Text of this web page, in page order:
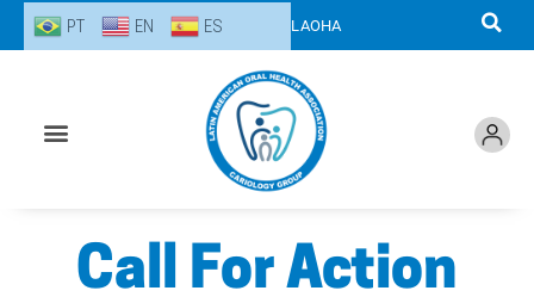
PT EN ES LAOHA
Call For Action